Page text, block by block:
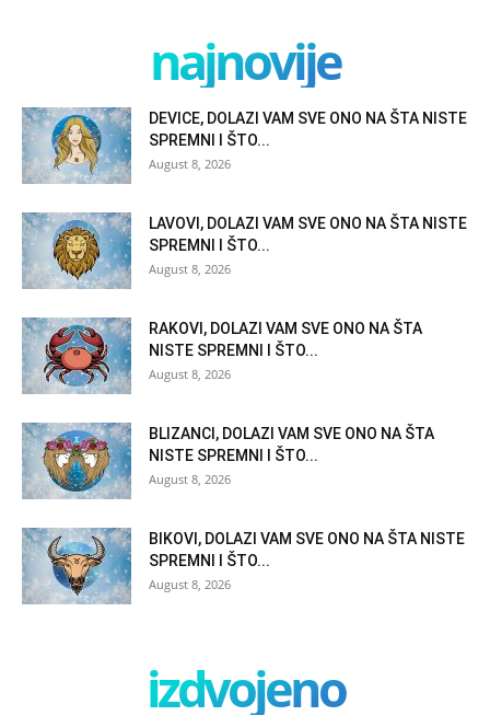
najnovije
DEVICE, DOLAZI VAM SVE ONO NA ŠTA NISTE
SPREMNI I ŠTO...
August 8, 2026
LAVOVI, DOLAZI VAM SVE ONO NA ŠTA NISTE
SPREMNI I ŠTO...
August 8, 2026
RAKOVI, DOLAZI VAM SVE ONO NA ŠTA
NISTE SPREMNI I ŠTO...
August 8, 2026
BLIZANCI, DOLAZI VAM SVE ONO NA ŠTA
NISTE SPREMNI I ŠTO...
August 8, 2026
BIKOVI, DOLAZI VAM SVE ONO NA ŠTA NISTE
SPREMNI I ŠTO...
August 8, 2026
izdvojeno